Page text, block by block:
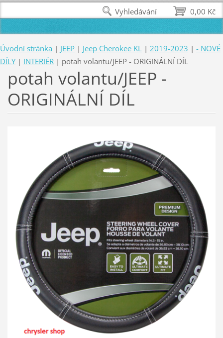
Úvodní stránka | JEEP | Jeep Cherokee KL | 2019-2023 | - NOVÉ
DÍLY| INTERIÉR | potah volantu/JEEP - ORIGINÁLNÍ DÍL
potah volantu/JEEP -
ORIGINÁLNÍ DÍL
0,00 Kč
Vyhledávání